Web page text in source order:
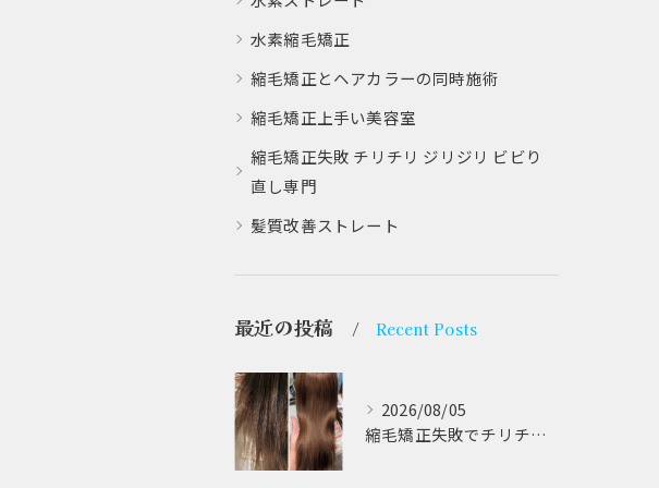
水素縮毛矯正
縮毛矯正とヘアカラーの同時施術
縮毛矯正上手い美容室
縮毛矯正失敗 チリチリ ジリジリ ビビり
直し専門
髪質改善ストレート
最近の投稿 Recent Posts
2026/08/05
縮毛矯正失敗でチリチリジリジリの髪をビビり直し専門が丁寧に修復する方法解説